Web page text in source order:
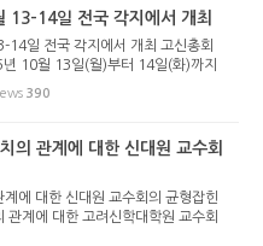
13-14일 전국 각지에서 개최
14일 전국 각지에서 개최 고신총회
10월 13일(월)부터 14일(화)까지
이번 정기노회에서는 임원 선출과 노
사 인허와 목사 안수식을 진행하게
390
의 관계에 대한 신대원 교수회
에 대한 신대원 교수회의 균형잡힌
계에 대한 고려신학대학원 교수회
는 제74회 총회에서 대사회관계위